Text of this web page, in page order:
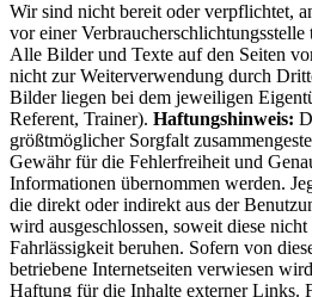
Wir sind nicht bereit oder verpflichtet,
vor einer Verbraucherschlichtungsstelle
Alle Bilder und Texte auf den Seiten
nicht zur Weiterverwendung durch
Bilder liegen bei dem jeweiligen
Referent, Trainer). Haftungshinweis:
größtmöglicher Sorgfalt
Gewähr für die Fehlerfreiheit und
Informationen übernommen werden.
die direkt oder indirekt aus der
wird ausgeschlossen, soweit diese
Fahrlässigkeit beruhen. Sofern von
betriebene Internetseiten verwiesen
Haftung für die Inhalte externer Links.